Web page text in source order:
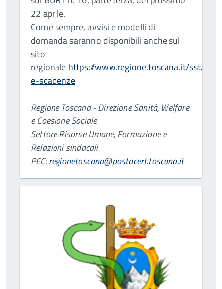
22 aprile.
Come sempre, avvisi e modelli di
domanda saranno disponibili anche sul
sito
regionalehttps://www.regione.toscana.it/sst/
e-scadenze
Regione Toscana - Direzione Sanità, Welfare
e Coesione Sociale
Settore Risorse Umane, Formazione e
Relazioni sindacali
PEC:regionetoscana@postacert.toscana.it